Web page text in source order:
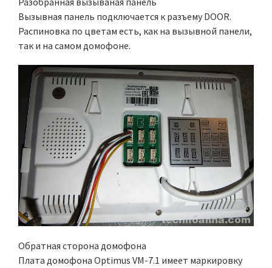
Вызывная панель подключается к разъему DOOR.
Распиновка по цветам есть, как на вызывной панели,
так и на самом домофоне.
Обратная сторона домофона
Плата домофона Optimus VM-7.1 имеет маркировку